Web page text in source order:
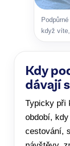
když
Kdy
dávají
Typicky při
období,
cestování,